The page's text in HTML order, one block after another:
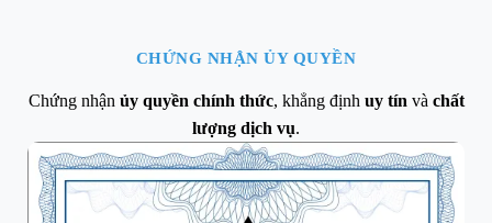
CHỨNG NHẬN ỦY QUYỀN
Chứng nhận ủy quyền chính thức, khẳng địnhuy tínvà chất
lượng dịch vụ.